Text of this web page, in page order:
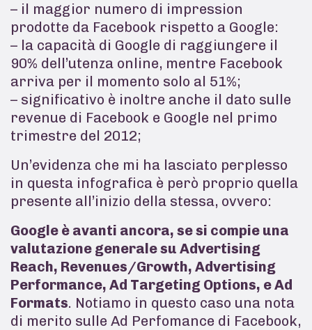
– il maggior numero di impression
prodotte da Facebook rispetto a Google:
– la capacità di Google di raggiungere il
90% dell’utenza online, mentre Facebook
arriva per il momento solo al 51%;
– significativo è inoltre anche il dato sulle
revenue di Facebook e Google nel primo
trimestre del 2012;
Un’evidenza che mi ha lasciato perplesso
in questa infografica è però proprio quella
presente all’inizio della stessa, ovvero:
Google è avanti ancora, se si compie una
valutazione generale su Advertising
Reach, Revenues/Growth, Advertising
Performance, Ad Targeting Options, e Ad
Formats. Notiamo in questo caso una nota
di merito sulle Ad Perfomance di Facebook,